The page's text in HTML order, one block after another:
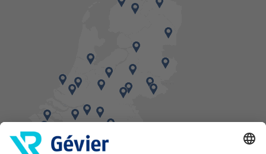
Vind een balie in de buurt